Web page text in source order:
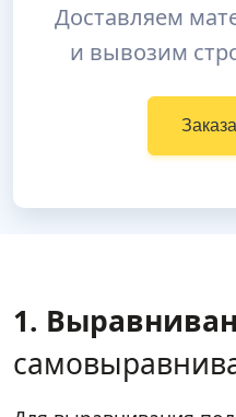
Доставляем
и вывозим
1.